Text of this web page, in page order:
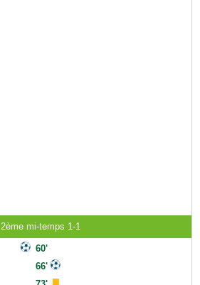
2ème mi-temps 1-1
60'
66'